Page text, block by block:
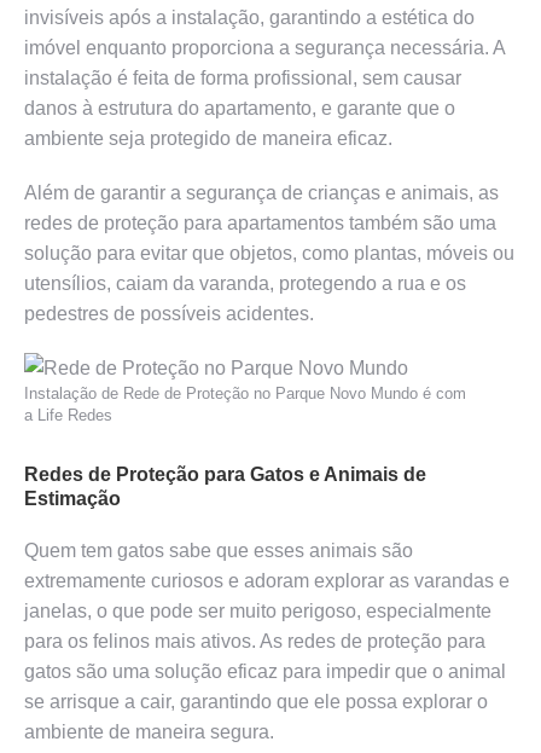
invisíveis após a instalação, garantindo a estética do
imóvel enquanto proporciona a segurança necessária. A
instalação é feita de forma profissional, sem causar
danos à estrutura do apartamento, e garante que o
ambiente seja protegido de maneira eficaz.
Além de garantir a segurança de crianças e animais, as
redes de proteção para apartamentos também são uma
solução para evitar que objetos, como plantas, móveis ou
utensílios, caiam da varanda, protegendo a rua e os
pedestres de possíveis acidentes.
Instalação de Rede de Proteção no Parque Novo Mundo é com
a Life Redes
Redes de Proteção para Gatos e Animais de
Estimação
Quem tem gatos sabe que esses animais são
extremamente curiosos e adoram explorar as varandas e
janelas, o que pode ser muito perigoso, especialmente
para os felinos mais ativos. As redes de proteção para
gatos são uma solução eficaz para impedir que o animal
se arrisque a cair, garantindo que ele possa explorar o
ambiente de maneira segura.